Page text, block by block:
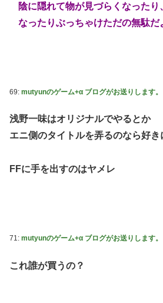
陰に隠れて物が見づらくなったり
なったりぶっちゃけただの無駄だ
69: mutyunのゲーム+α ブログがお送りします。
浅野一味はオリジナルでやるとか
エニ側のタイトルを弄るのなら好
FFに手を出すのはヤメレ
71: mutyunのゲーム+α ブログがお送りします。
これ誰が買うの？